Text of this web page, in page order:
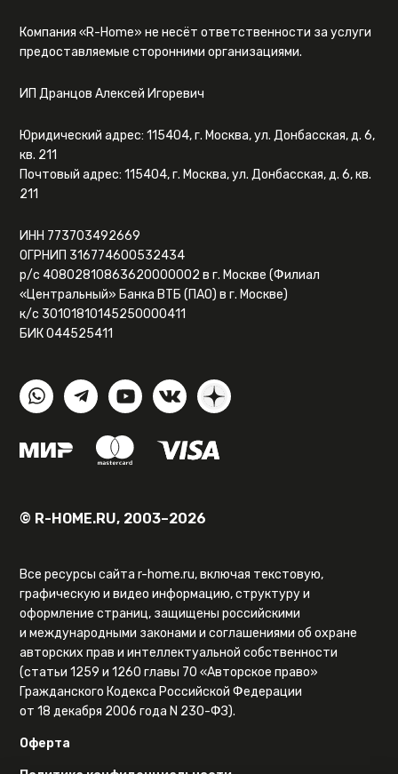
Компания «R-Home» не несёт ответственности за услуги
предоставляемые сторонними организациями.
ИП Дранцов Алексей Игоревич
Юридический адрес: 115404, г. Москва, ул. Донбасская, д. 6,
кв. 211
Почтовый адрес: 115404, г. Москва, ул. Донбасская, д. 6, кв.
211
ИНН 773703492669
ОГРНИП 316774600532434
р/с 40802810863620000002 в г. Москве (Филиал
«Центральный» Банка ВТБ (ПАО) в г. Москве)
к/с 30101810145250000411
БИК 044525411
© R-HOME.RU, 2003–2026
Все ресурсы сайта r-home.ru, включая текстовую,
графическую и видео информацию, структуру и
оформление страниц, защищены российскими
и международными законами и соглашениями об охране
авторских прав и интеллектуальной собственности
(статьи 1259 и 1260 главы 70 «Авторское право»
Гражданского Кодекса Российской Федерации
от 18 декабря 2006 года N 230-ФЗ).
Оферта